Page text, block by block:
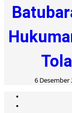
6 Desember